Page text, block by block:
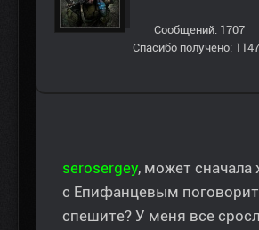
Сообщений: 1707
Спасибо получено:
serosergey, может сначала
с Епифанцевым
спешите? У меня все